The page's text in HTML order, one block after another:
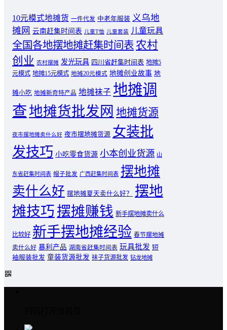
10元模式地摊货 一件代发 中老年服装 义乌地
摊网 云南赶集时间表 儿童T恤 儿童套装 儿童玩具
全国各地摆地摊赶集时间表 农村
创业 农村摆摊 发光玩具 四川省赶集时间表 地摊5
元模式 地摊15元模式 地摊20元模式 地摊创业故事 地
摊小吃 地摊新奇特产品 地摊袜子 地摊调
查地摊货批发网 地摊货源
夜市摆地摊卖什么好 夜市摆地摊货源 女装批
发技巧 小吃零食货源 小本创业货源 山
东省赶集时间表 帽子批发 广西赶集时间表 摆地摊
卖什么好 摆地摊夏天卖什么好？
摆地
摊技巧摆摊赚钱 新手摆地摊卖什么
比较好 新手摆地摊经验 春节摆地摊
卖什么好 暴利产品 湖南省赶集时间表 玩具批发 短
袖服装批发 童装货源批发 袜子货源批发 钻龙地摊